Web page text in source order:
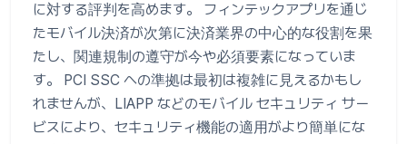
に対する評判を高めます。 フィンテックアプリを通じ
たモバイル決済が次第に決済業界の中心的な役割を果
たし、関連規制の遵守が今や必須要素になっていま
す。 PCI SSC への準拠は最初は複雑に見えるかもし
れませんが、LIAPP などのモバイル セキュリティ サー
ビスにより、セキュリティ機能の適用がより簡単にな